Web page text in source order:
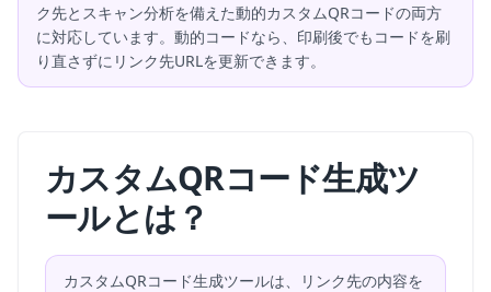
ク先とスキャン分析を備えた動的カスタムQRコードの両方
に対応しています。動的コードなら、印刷後でもコードを刷
り直さずにリンク先URLを更新できます。
カスタムQRコード生成ツ
ールとは？
カスタムQRコード生成ツールは、リンク先の内容を